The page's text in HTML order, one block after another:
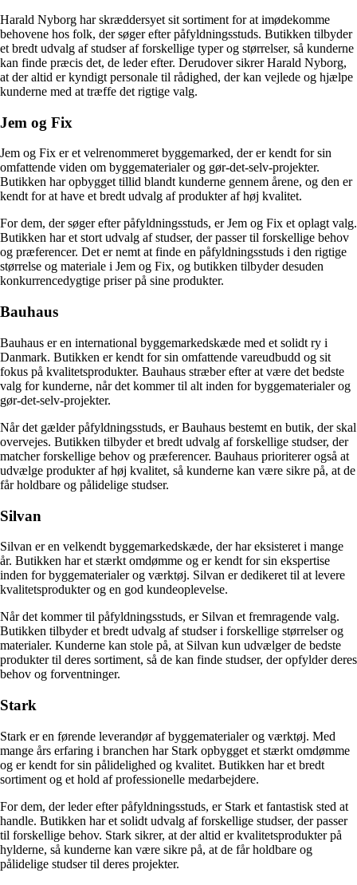
Harald Nyborg har skræddersyet sit sortiment for at imødekomme
behovene hos folk, der søger efter påfyldningsstuds. Butikken tilbyder
et bredt udvalg af studser af forskellige typer og størrelser, så kunderne
kan finde præcis det, de leder efter. Derudover sikrer Harald Nyborg,
at der altid er kyndigt personale til rådighed, der kan vejlede og hjælpe
kunderne med at træffe det rigtige valg.
Jem og Fix
Jem og Fix er et velrenommeret byggemarked, der er kendt for sin
omfattende viden om byggematerialer og gør-det-selv-projekter.
Butikken har opbygget tillid blandt kunderne gennem årene, og den er
kendt for at have et bredt udvalg af produkter af høj kvalitet.
For dem, der søger efter påfyldningsstuds, er Jem og Fix et oplagt valg.
Butikken har et stort udvalg af studser, der passer til forskellige behov
og præferencer. Det er nemt at finde en påfyldningsstuds i den rigtige
størrelse og materiale i Jem og Fix, og butikken tilbyder desuden
konkurrencedygtige priser på sine produkter.
Bauhaus
Bauhaus er en international byggemarkedskæde med et solidt ry i
Danmark. Butikken er kendt for sin omfattende vareudbudd og sit
fokus på kvalitetsprodukter. Bauhaus stræber efter at være det bedste
valg for kunderne, når det kommer til alt inden for byggematerialer og
gør-det-selv-projekter.
Når det gælder påfyldningsstuds, er Bauhaus bestemt en butik, der skal
overvejes. Butikken tilbyder et bredt udvalg af forskellige studser, der
matcher forskellige behov og præferencer. Bauhaus prioriterer også at
udvælge produkter af høj kvalitet, så kunderne kan være sikre på, at de
får holdbare og pålidelige studser.
Silvan
Silvan er en velkendt byggemarkedskæde, der har eksisteret i mange
år. Butikken har et stærkt omdømme og er kendt for sin ekspertise
inden for byggematerialer og værktøj. Silvan er dedikeret til at levere
kvalitetsprodukter og en god kundeoplevelse.
Når det kommer til påfyldningsstuds, er Silvan et fremragende valg.
Butikken tilbyder et bredt udvalg af studser i forskellige størrelser og
materialer. Kunderne kan stole på, at Silvan kun udvælger de bedste
produkter til deres sortiment, så de kan finde studser, der opfylder deres
behov og forventninger.
Stark
Stark er en førende leverandør af byggematerialer og værktøj. Med
mange års erfaring i branchen har Stark opbygget et stærkt omdømme
og er kendt for sin pålidelighed og kvalitet. Butikken har et bredt
sortiment og et hold af professionelle medarbejdere.
For dem, der leder efter påfyldningsstuds, er Stark et fantastisk sted at
handle. Butikken har et solidt udvalg af forskellige studser, der passer
til forskellige behov. Stark sikrer, at der altid er kvalitetsprodukter på
hylderne, så kunderne kan være sikre på, at de får holdbare og
pålidelige studser til deres projekter.